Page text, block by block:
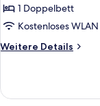
1 Doppelbett
Kostenloses WLAN
Weitere Details
Weitere